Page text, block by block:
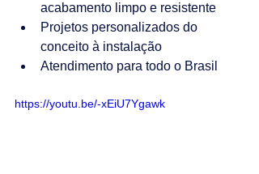
acabamento limpo e resistente
Projetos personalizados do
conceito à instalação
Atendimento para todo o Brasil
https://youtu.be/-xEiU7Ygawk